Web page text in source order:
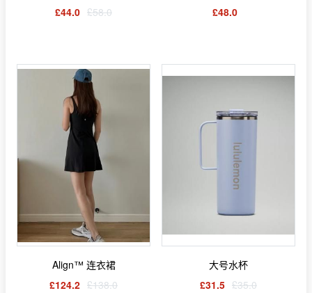
£44.0 £58.0
£48.0
Align™ 连衣裙
£124.2 £138.0
大号水杯
£31.5 £35.0